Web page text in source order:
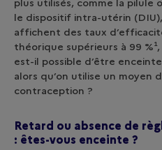
plus utilisés, comme la pilule
le dispositif intra-utérin (DIU),
affichent des taux
théorique supérieurs à 99 %¹,
est-il possible d’être enceinte
alors qu’on utilise un moyen
contraception ?
Retard ou absence de
: êtes-vous enceinte ?